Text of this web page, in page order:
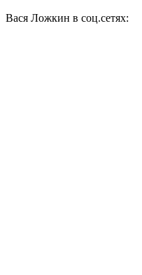
Вася Ложкин в соц.сетях: